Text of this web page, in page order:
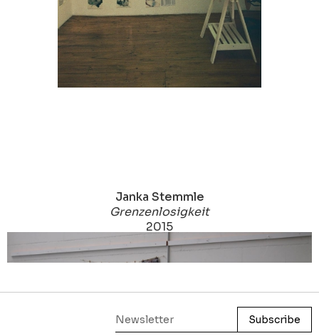
Janka Stemmle
Grenzenlosigkeit
2015